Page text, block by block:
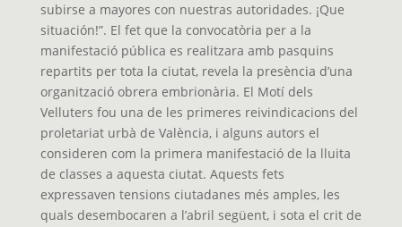
subirse a mayores con nuestras autoridades. ¡Que
situación!”. El fet que la convocatòria per a la
manifestació pública es realitzara amb pasquins
repartits per tota la ciutat, revela la presència d’una
organització obrera embrionària. El Motí dels
Velluters fou una de les primeres reivindicacions del
proletariat urbà de València, i alguns autors el
consideren com la primera manifestació de la lluita
de classes a aquesta ciutat. Aquests fets
expressaven tensions ciutadanes més amples, les
quals desembocaren a l’abril següent, i sota el crit de